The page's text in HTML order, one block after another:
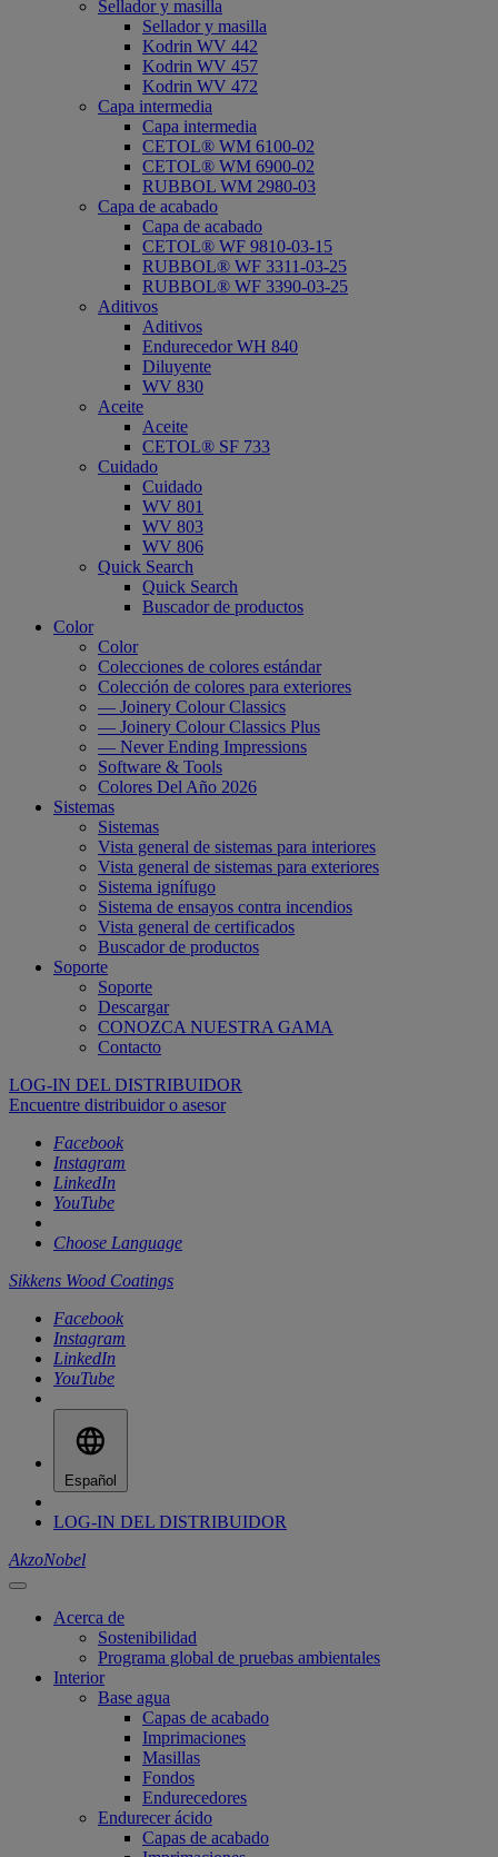
Sellador y masilla
Sellador y masilla
Kodrin WV 442
Kodrin WV 457
Kodrin WV 472
Capa intermedia
Capa intermedia
CETOL® WM 6100-02
CETOL® WM 6900-02
RUBBOL WM 2980-03
Capa de acabado
Capa de acabado
CETOL® WF 9810-03-15
RUBBOL® WF 3311-03-25
RUBBOL® WF 3390-03-25
Aditivos
Aditivos
Endurecedor WH 840
Diluyente
WV 830
Aceite
Aceite
CETOL® SF 733
Cuidado
Cuidado
WV 801
WV 803
WV 806
Quick Search
Quick Search
Buscador de productos
Color
Color
Colecciones de colores estándar
Colección de colores para exteriores
— Joinery Colour Classics
— Joinery Colour Classics Plus
— Never Ending Impressions
Software & Tools
Colores Del Año 2026
Sistemas
Sistemas
Vista general de sistemas para interiores
Vista general de sistemas para exteriores
Sistema ignífugo
Sistema de ensayos contra incendios
Vista general de certificados
Buscador de productos
Soporte
Soporte
Descargar
CONOZCA NUESTRA GAMA
Contacto
LOG-IN DEL DISTRIBUIDOR
Encuentre distribuidor o asesor
Facebook
Instagram
LinkedIn
YouTube
Choose Language
Sikkens Wood Coatings
Facebook
Instagram
LinkedIn
YouTube
Español
LOG-IN DEL DISTRIBUIDOR
AkzoNobel
Acerca de
Sostenibilidad
Programa global de pruebas ambientales
Interior
Base agua
Capas de acabado
Imprimaciones
Masillas
Fondos
Endurecedores
Endurecer ácido
Capas de acabado